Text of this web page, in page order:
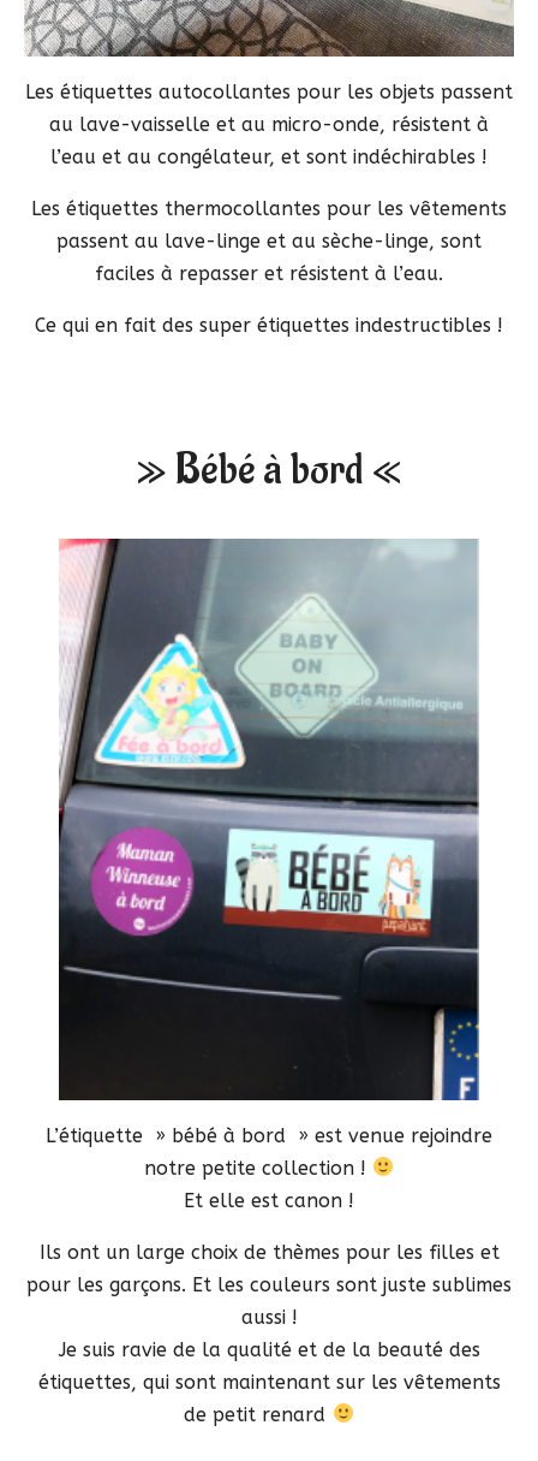
Les étiquettes autocollantes pour les objets passent
au lave-vaisselle et au micro-onde, résistent à
l’eau et au congélateur, et sont indéchirables !
Les étiquettes thermocollantes pour les vêtements
passent au lave-linge et au sèche-linge, sont
faciles à repasser et résistent à l’eau.
Ce qui en fait des super étiquettes indestructibles !
» Bébé à bord «
L’étiquette » bébé à bord » est venue rejoindre
notre petite collection !
Et elle est canon !
Ils ont un large choix de thèmes pour les filles et
pour les garçons. Et les couleurs sont juste sublimes
aussi !
Je suis ravie de la qualité et de la beauté des
étiquettes, qui sont maintenant sur les vêtements
de petit renard